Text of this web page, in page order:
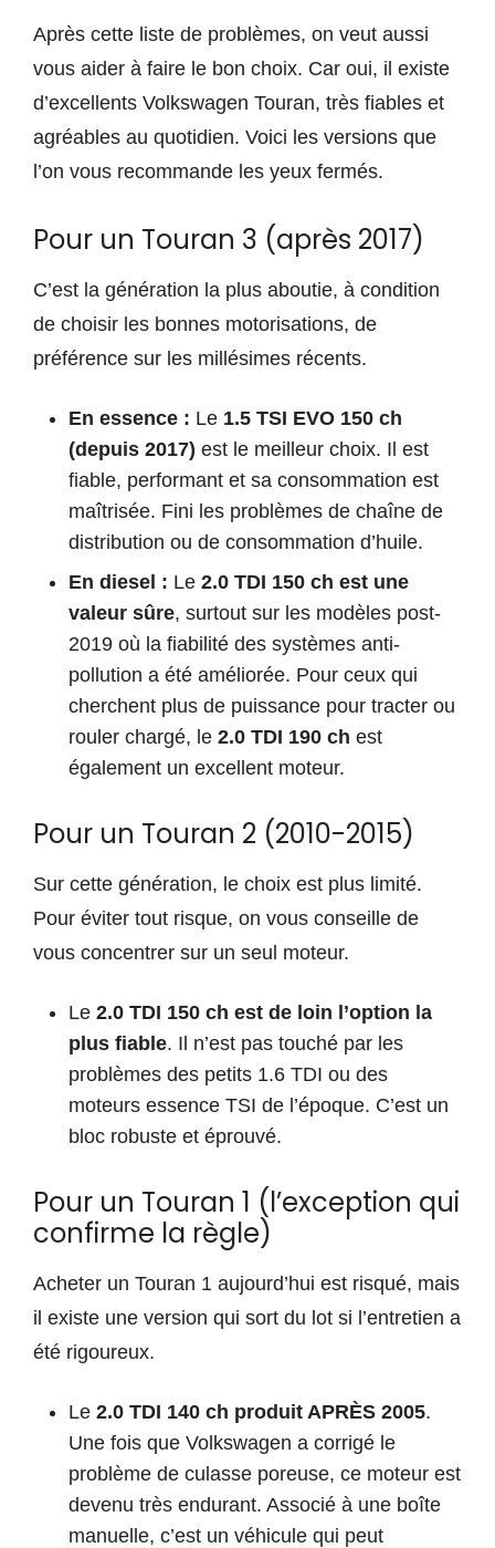
Après cette liste de problèmes, on veut aussi
vous aider à faire le bon choix. Car oui, il existe
d’excellents Volkswagen Touran, très fiables et
agréables au quotidien. Voici les versions que
l’on vous recommande les yeux fermés.
Pour un Touran 3 (après 2017)
C’est la génération la plus aboutie, à condition
de choisir les bonnes motorisations, de
préférence sur les millésimes récents.
En essence : Le 1.5 TSI EVO 150 ch
(depuis 2017) est le meilleur choix. Il est
fiable, performant et sa consommation est
maîtrisée. Fini les problèmes de chaîne de
distribution ou de consommation d’huile.
En diesel : Le 2.0 TDI 150 ch est une
valeur sûre, surtout sur les modèles post-
2019 où la fiabilité des systèmes anti-
pollution a été améliorée. Pour ceux qui
cherchent plus de puissance pour tracter ou
rouler chargé, le 2.0 TDI 190 ch est
également un excellent moteur.
Pour un Touran 2 (2010-2015)
Sur cette génération, le choix est plus limité.
Pour éviter tout risque, on vous conseille de
vous concentrer sur un seul moteur.
Le 2.0 TDI 150 ch est de loin l’option la
plus fiable. Il n’est pas touché par les
problèmes des petits 1.6 TDI ou des
moteurs essence TSI de l’époque. C’est un
bloc robuste et éprouvé.
Pour un Touran 1 (l’exception qui
confirme la règle)
Acheter un Touran 1 aujourd’hui est risqué, mais
il existe une version qui sort du lot si l’entretien a
été rigoureux.
Le 2.0 TDI 140 ch produit APRÈS 2005.
Une fois que Volkswagen a corrigé le
problème de culasse poreuse, ce moteur est
devenu très endurant. Associé à une boîte
manuelle, c’est un véhicule qui peut